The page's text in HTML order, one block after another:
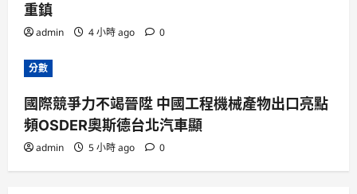
重鎮
admin 4 小時 ago 0
分數
國際競爭力不竭晉陞 中國工程機械產物出口亮點
頻OSDER奧斯德台北汽車顯
admin 5 小時 ago 0